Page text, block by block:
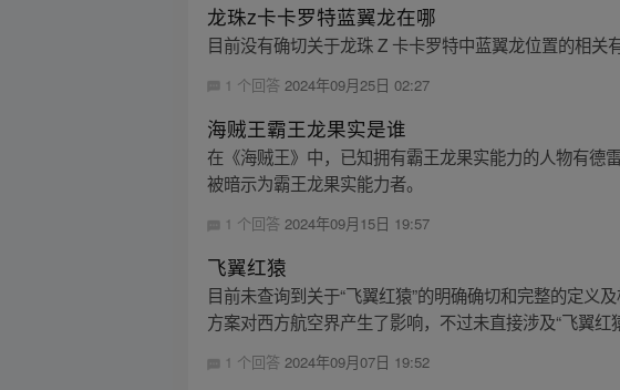
龙珠z卡卡罗特蓝翼龙在哪
目前没有确切关于龙珠 Z 卡卡罗特中蓝翼龙位置的相关
1 个回答 2024年09月25日 02:27
海贼王霸王龙果实是谁
在《海贼王》中，已知拥有霸王龙果实能力的人物有德
被暗示为霸王龙果实能力者。
1 个回答2024年09月15日 19:57
飞翼红猿
目前未查询到关于“飞翼红猿”的明确确切和完整的定义
方案对西方航空界产生了影响，不过未直接涉及“飞翼红
1 个回答2024年09月07日 19:52